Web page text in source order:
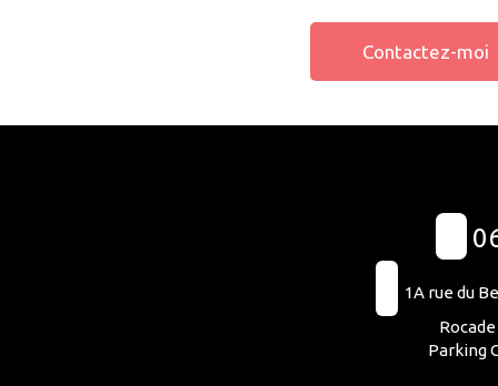
Contactez-moi
1A rue du
Parking